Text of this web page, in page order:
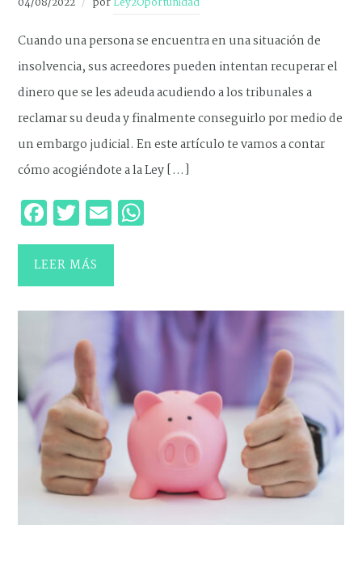
Cuando una persona se encuentra en una situación de
insolvencia, sus acreedores pueden intentan recuperar el
dinero que se les adeuda acudiendo a los tribunales a
reclamar su deuda y finalmente conseguirlo por medio de
un embargo judicial. En este artículo te vamos a contar
cómo acogiéndote a la Ley […]
Facebook
Twitter
Email
LEER MÁS